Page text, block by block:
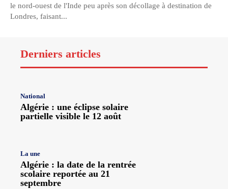
le nord-ouest de l'Inde peu après son décollage à destination de
Londres, faisant...
Derniers articles
National
Algérie : une éclipse solaire
partielle visible le 12 août
La une
Algérie : la date de la rentrée
scolaire reportée au 21
septembre